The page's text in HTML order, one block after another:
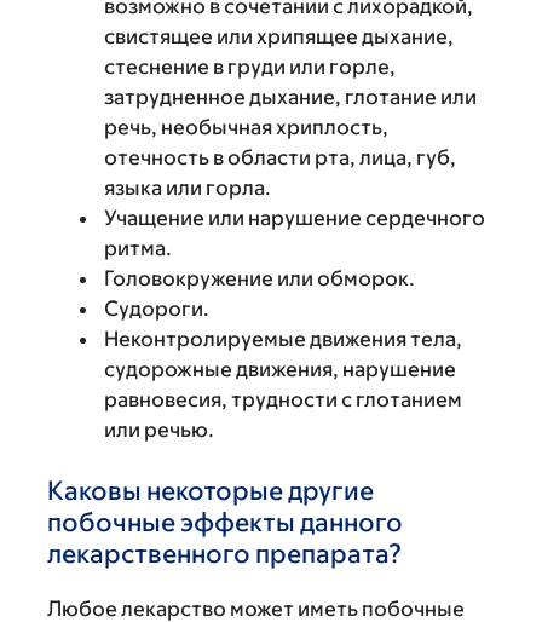
возможно в сочетании с лихорадкой,
свистящее или хрипящее дыхание,
стеснение в груди или горле,
затрудненное дыхание, глотание или
речь, необычная хриплость,
отечность в области рта, лица, губ,
языка или горла.
Учащение или нарушение сердечного
ритма.
Головокружение или обморок.
Судороги.
Неконтролируемые движения тела,
судорожные движения, нарушение
равновесия, трудности с глотанием
или речью.
Каковы некоторые другие
побочные эффекты данного
лекарственного препарата?
Любое лекарство может иметь побочные